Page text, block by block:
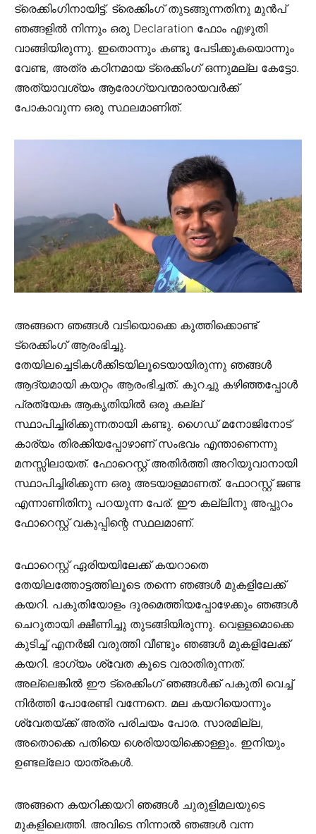
ട്രെക്കിംഗിനായിട്ട്. ട്രെക്കിംഗ് തുടങ്ങുന്നതിനു മുൻപ്
ഞങ്ങളിൽ നിന്നും ഒരു Declaration ഫോം എഴുതി
വാങ്ങിയിരുന്നു. ഇതൊന്നും കണ്ടു പേടിക്കുകയൊന്നും
വേണ്ട, അത്ര കഠിനമായ ട്രെക്കിംഗ് ഒന്നുമല്ല കേട്ടോ.
അത്യാവശ്യം ആരോഗ്യവന്മാരായവർക്ക്
പോകാവുന്ന ഒരു സ്ഥലമാണിത്.
അങ്ങനെ ഞങ്ങൾ വടിയൊക്കെ കുത്തിക്കൊണ്ട്
ട്രെക്കിംഗ് ആരംഭിച്ചു.
തേയിലച്ചെടികൾക്കിടയിലൂടെയായിരുന്നു ഞങ്ങൾ
ആദ്യമായി കയറ്റം ആരംഭിച്ചത്. കുറച്ചു കഴിഞ്ഞപ്പോൾ
പ്രത്യേക ആകൃതിയിൽ ഒരു കല്ല്
സ്ഥാപിച്ചിരിക്കുന്നതായി കണ്ടു. ഗൈഡ് മനോജിനോട്
കാര്യം തിരക്കിയപ്പോഴാണ് സംഭവം എന്താണെന്നു
മനസ്സിലായത്. ഫോറെസ്റ്റ് അതിർത്തി അറിയുവാനായി
സ്ഥാപിച്ചിരിക്കുന്ന ഒരു അടയാളമാണത്. ഫോറസ്റ്റ് ജണ്ട
എന്നാണിതിനു പറയുന്ന പേര്. ഈ കല്ലിനു അപ്പുറം
ഫോറെസ്റ്റ് വകുപ്പിന്റെ സ്ഥലമാണ്.
ഫോറെസ്റ്റ് ഏരിയയിലേക്ക് കയറാതെ
തേയിലത്തോട്ടത്തിലൂടെ തന്നെ ഞങ്ങൾ മുകളിലേക്ക്
കയറി. പകുതിയോളം ദൂരമെത്തിയപ്പോഴേക്കും ഞങ്ങൾ
ചെറുതായി ക്ഷീണിച്ചു തുടങ്ങിയിരുന്നു. വെള്ളമൊക്കെ
കുടിച്ച് എനർജി വരുത്തി വീണ്ടും ഞങ്ങൾ മുകളിലേക്ക്
കയറി. ഭാഗ്യം ശ്വേത കൂടെ വരാതിരുന്നത്.
അല്ലെങ്കിൽ ഈ ട്രെക്കിംഗ് ഞങ്ങൾക്ക് പകുതി വെച്ച്
നിർത്തി പോരേണ്ടി വന്നേനെ. മല കയറിയൊന്നും
ശ്വേതയ്ക്ക് അത്ര പരിചയം പോര. സാരമില്ല,
അതൊക്കെ പതിയെ ശെരിയായിക്കൊള്ളും. ഇനിയും
ഉണ്ടല്ലോ യാത്രകൾ.
അങ്ങനെ കയറിക്കയറി ഞങ്ങൾ ചുരുളിമലയുടെ
മുകളിലെത്തി. അവിടെ നിന്നാൽ ഞങ്ങൾ വന്ന